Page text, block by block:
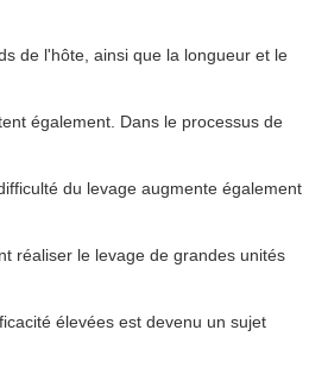
de l'hôte, ainsi que la longueur et le
également. Dans le processus de
du levage augmente également
réaliser le levage de grandes unités
élevées est devenu un sujet